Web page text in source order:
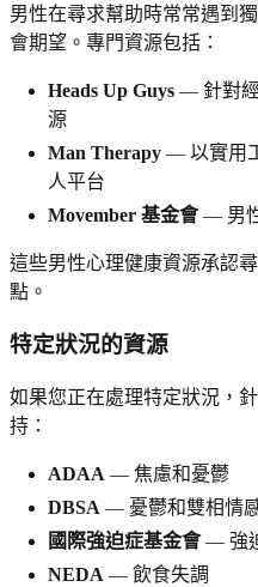
男性在尋求幫助時常常遇到
會期望。專門資源包括：
Heads Up Guys — 針對
源
Man Therapy — 以實用
人平台
Movember 基金會— 男
這些男性心理健康資源承認
點。
特定狀況的資源
如果您正在處理特定狀況，
持：
ADAA — 焦慮和憂鬱
DBSA — 憂鬱和雙相情
國際強迫症基金會— 強
NEDA — 飲食失調